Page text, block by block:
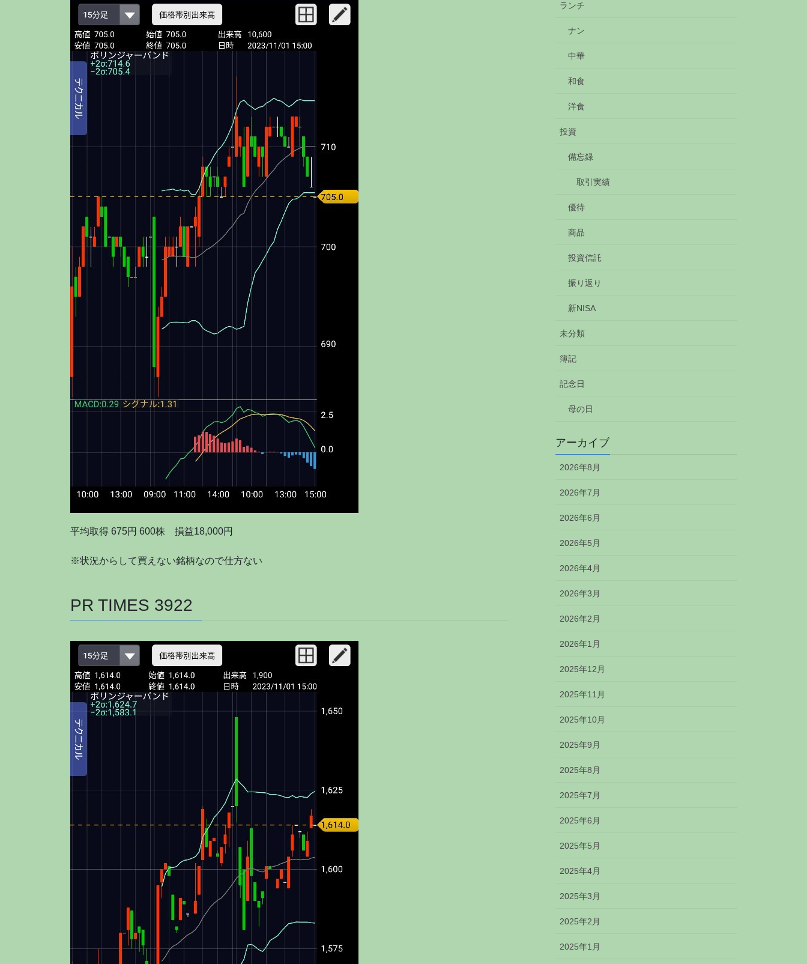
平均取得 675円 600株 損益18,000円
※状況からして買えない銘柄なので仕方ない
PR TIMES 3922
ランチ
ナン
中華
和食
洋食
投資
備忘録
取引実績
優待
商品
投資信託
振り返り
新NISA
未分類
簿記
記念日
母の日
アーカイブ
2026年8月
2026年7月
2026年6月
2026年5月
2026年4月
2026年3月
2026年2月
2026年1月
2025年12月
2025年11月
2025年10月
2025年9月
2025年8月
2025年7月
2025年6月
2025年5月
2025年4月
2025年3月
2025年2月
2025年1月